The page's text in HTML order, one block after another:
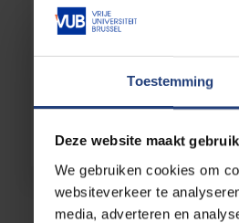
Toestemming
Deze website maakt
We gebruiken cookies om
websiteverkeer te
media, adverteren en
Liever een traject op maat? De
bespreek jouw opties!